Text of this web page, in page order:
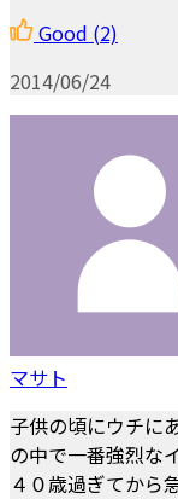
Good (2)
2014/06/24
マサト
子供の頃にウチに
の中で一番強烈な
４０歳過ぎてから